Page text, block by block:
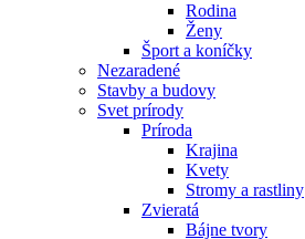
Rodina
Ženy
Šport a koníčky
Nezaradené
Stavby a budovy
Svet prírody
Príroda
Krajina
Kvety
Stromy a rastliny
Zvieratá
Bájne tvory